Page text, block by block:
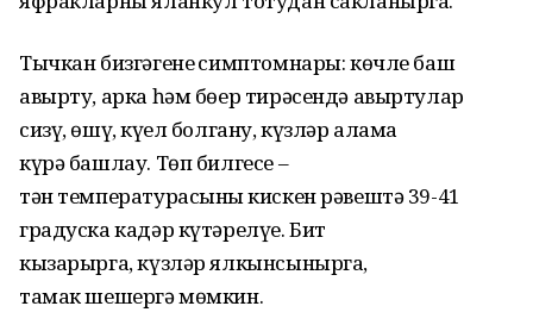
Тычкан бизгәгенең симптомнары: көчле баш
авырту, арка һәм бөер тирәсендә авыртулар
сизү, өшү, күңел болгану, күзләр алама
күрә башлау. Төп билгесе –
тән температурасының кискен рәвештә 39-41
градуска кадәр күтәрелүе. Бит
кызарырга, күзләр ялкынсынырга,
тамак шешергә мөмкин.